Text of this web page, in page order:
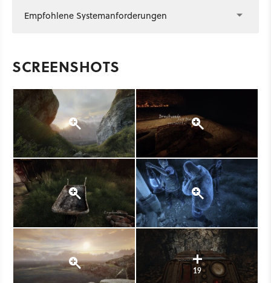
Empfohlene Systemanforderungen
SCREENSHOTS
19